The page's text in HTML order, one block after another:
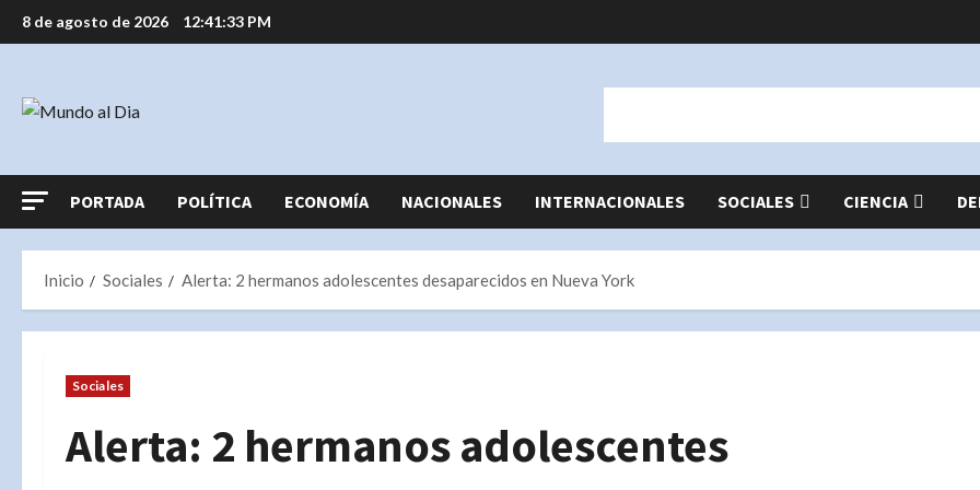
Saltar
al
8 de agosto de 2026 12:41:33 PM
PORTADA POLÍTICA ECONOMÍA NACIONALES INTERNACIONALES SOCIALES CIENCIA
Inicio Sociales Alerta: 2 hermanos adolescentes desaparecidos en Nueva York
Sociales
Alerta: 2 hermanos adolescentes